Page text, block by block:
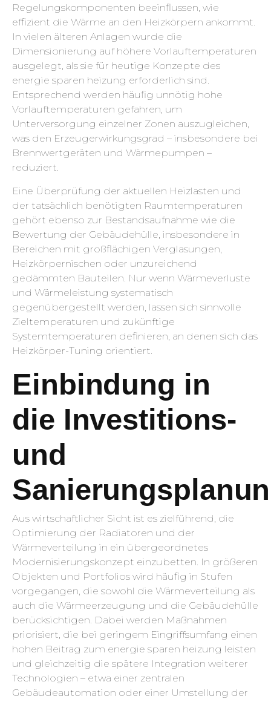
Regelungskomponenten beeinflussen, wie
effizient die Wärme an den Heizkörpern ankommt.
In vielen älteren Anlagen wurde die
Dimensionierung auf höhere Vorlauftemperaturen
ausgelegt, als sie für heutige Konzepte des
energie sparen heizung erforderlich sind.
Entsprechend werden häufig unnötig hohe
Vorlauftemperaturen gefahren, um
Unterversorgung einzelner Zonen auszugleichen,
was den Erzeugerwirkungsgrad – insbesondere bei
Brennwertgeräten und Wärmepumpen –
reduziert.
Eine Überprüfung der aktuellen Heizlasten und
der tatsächlich benötigten Raumtemperaturen
gehört ebenso zur Bestandsaufnahme wie die
Bewertung der Gebäudehülle, insbesondere in
Bereichen mit großflächigen Verglasungen,
Heizkörpernischen oder unzureichend
gedämmten Bauteilen. Nur wenn Wärmeverluste
und Wärmeleistung systematisch
gegenübergestellt werden, lassen sich sinnvolle
Zieltemperaturen und zukünftige
Systemtemperaturen definieren, an denen sich das
Heizkörper-Tuning orientiert.
Einbindung in
die Investitions-
und
Aus wirtschaftlicher Sicht ist es zielführend, die
Optimierung der Radiatoren und der
Wärmeverteilung in ein übergeordnetes
Modernisierungskonzept einzubetten. In größeren
Objekten und Portfolios wird häufig in Stufen
vorgegangen, die sowohl die Wärmeverteilung als
auch die Wärmeerzeugung und die Gebäudehülle
berücksichtigen. Dabei werden Maßnahmen
priorisiert, die bei geringem Eingriffsumfang einen
hohen Beitrag zum energie sparen heizung leisten
und gleichzeitig die spätere Integration weiterer
Technologien – etwa einer zentralen
Gebäudeautomation oder einer Umstellung der